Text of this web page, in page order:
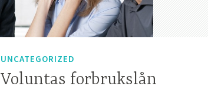
UNCATEGORIZED
Voluntas forbrukslån